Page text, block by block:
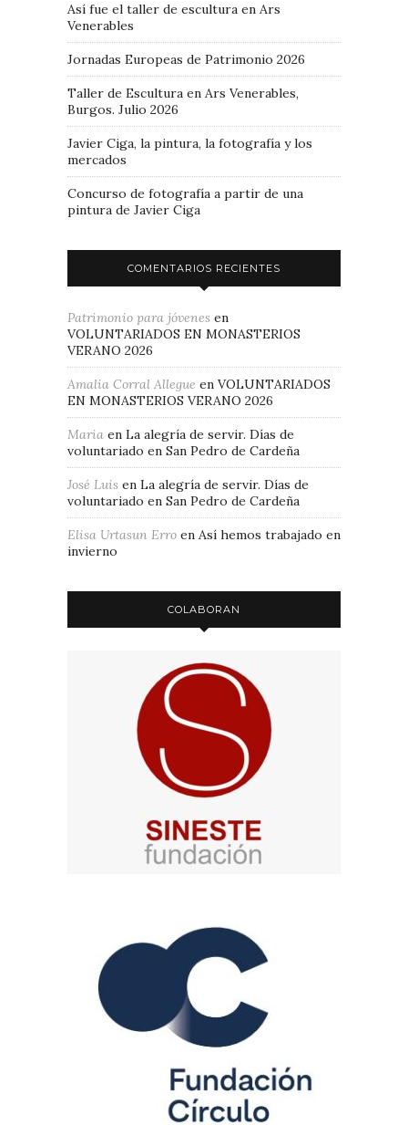
Así fue el taller de escultura en Ars
Venerables
Jornadas Europeas de Patrimonio 2026
Taller de Escultura en Ars Venerables,
Burgos. Julio 2026
Javier Ciga, la pintura, la fotografía y los
mercados
Concurso de fotografía a partir de una
pintura de Javier Ciga
COMENTARIOS RECIENTES
Patrimonio para jóvenes en
VOLUNTARIADOS EN MONASTERIOS
VERANO 2026
Amalia Corral Allegue en VOLUNTARIADOS
EN MONASTERIOS VERANO 2026
Maria en La alegría de servir. Días de
voluntariado en San Pedro de Cardeña
José Luis en La alegría de servir. Días de
voluntariado en San Pedro de Cardeña
Elisa Urtasun Erro en Así hemos trabajado en
invierno
COLABORAN